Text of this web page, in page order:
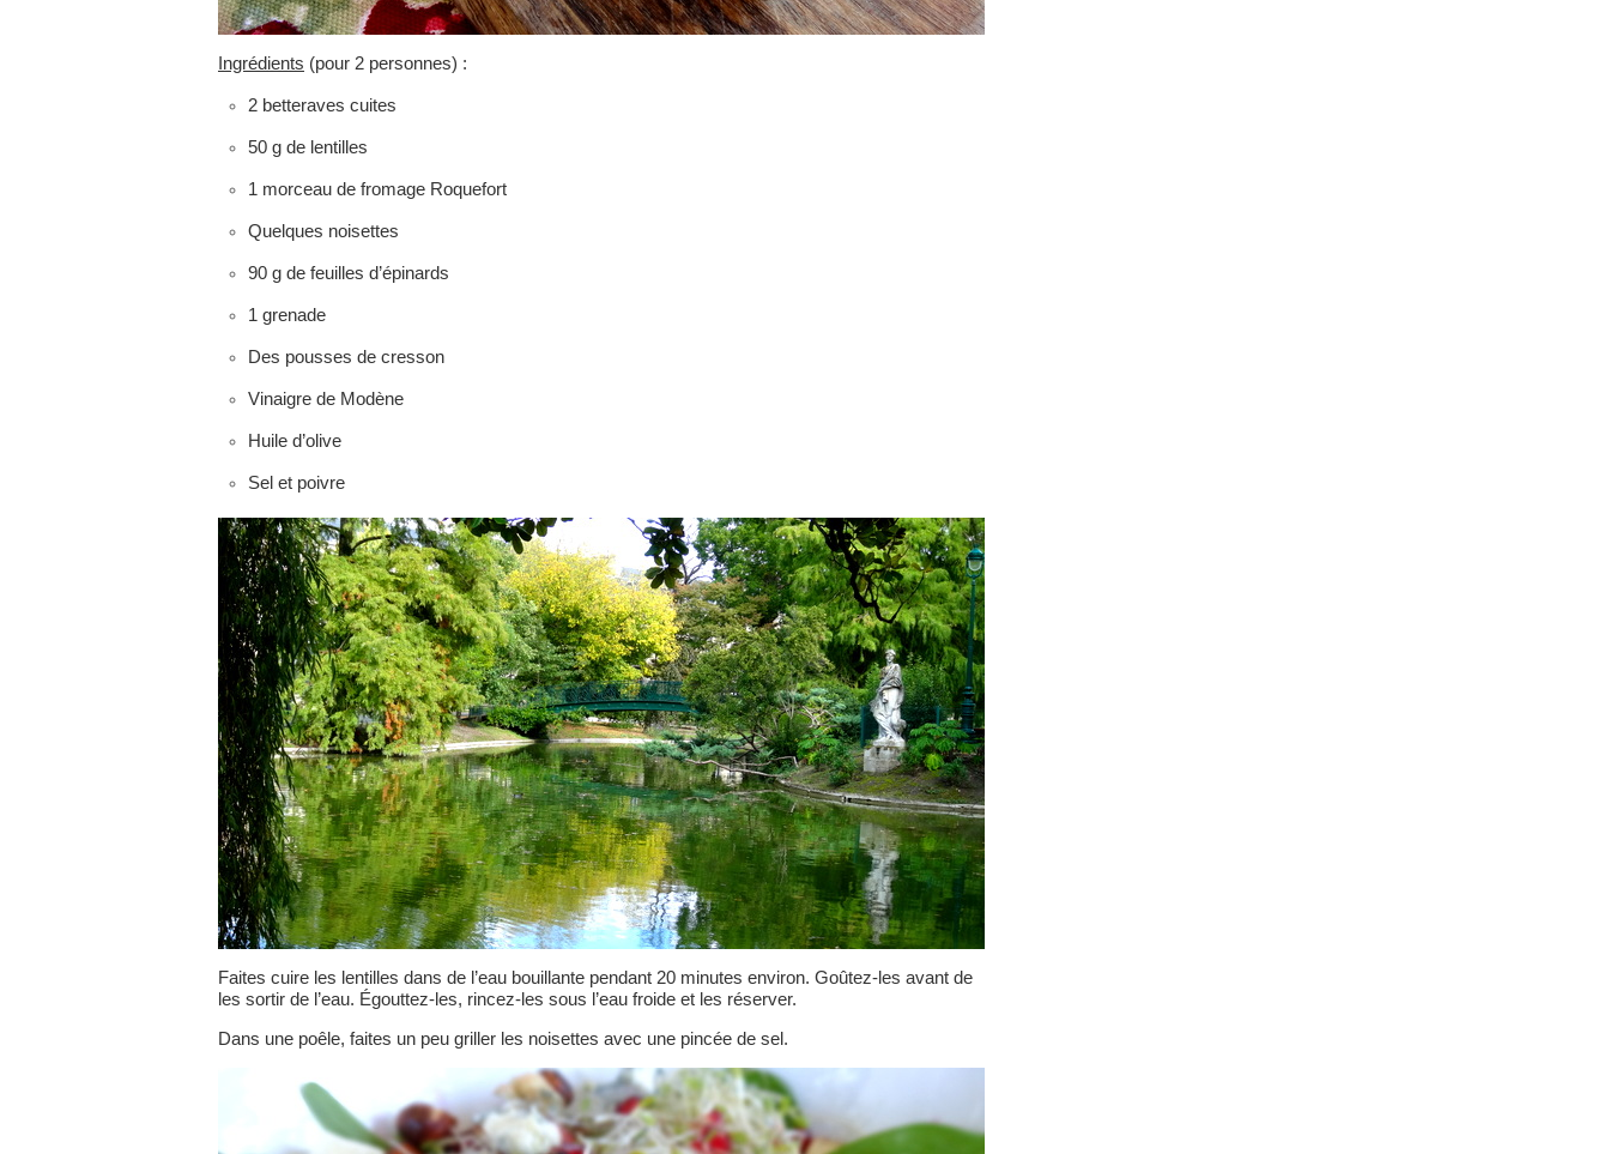
Ingrédients (pour 2 personnes) :
2 betteraves cuites
50 g de lentilles
1 morceau de fromage Roquefort
Quelques noisettes
90 g de feuilles d’épinards
1 grenade
Des pousses de cresson
Vinaigre de Modène
Huile d’olive
Sel et poivre
Faites cuire les lentilles dans de l’eau bouillante pendant 20 minutes environ. Goûtez-les avant de
les sortir de l’eau. Égouttez-les, rincez-les sous l’eau froide et les réserver.
Dans une poêle, faites un peu griller les noisettes avec une pincée de sel.